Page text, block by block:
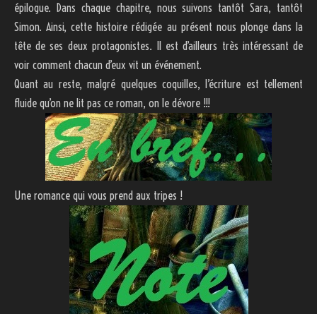
épilogue. Dans chaque chapitre, nous suivons tantôt Sara, tantôt
Simon. Ainsi, cette histoire rédigée au présent nous plonge dans la
tête de ses deux protagonistes. Il est d’ailleurs très intéressant de
voir comment chacun d’eux vit un événement.
Quant au reste, malgré quelques coquilles, l’écriture est tellement
fluide qu’on ne lit pas ce roman, on le dévore !!!
Une romance qui vous prend aux tripes !